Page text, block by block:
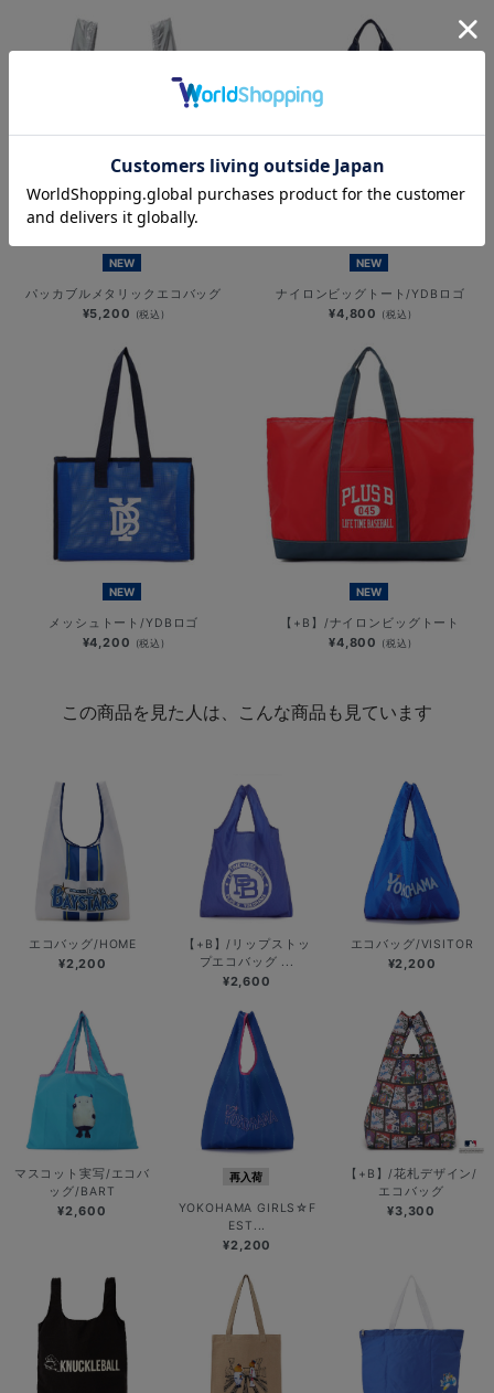
NEW
パッカブルメタリックエコバッグ
¥5,200 (税込)
NEW
ナイロンビッグトート/YDBロゴ
¥4,800 (税込)
NEW
メッシュトート/YDBロゴ
¥4,200 (税込)
NEW
【+B】/ナイロンビッグトート
¥4,800 (税込)
この商品を見た人は、こんな商品も見ています
エコバッグ/HOME
¥2,200
【+B】/リップストッ
プエコバッグ ...
¥2,600
エコバッグ/VISITOR
¥2,200
マスコット実写/エコバ
ッグ/BART
¥2,600
再入荷
YOKOHAMA GIRLS☆F
EST...
¥2,200
【+B】/花札デザイン/
エコバッグ
¥3,300